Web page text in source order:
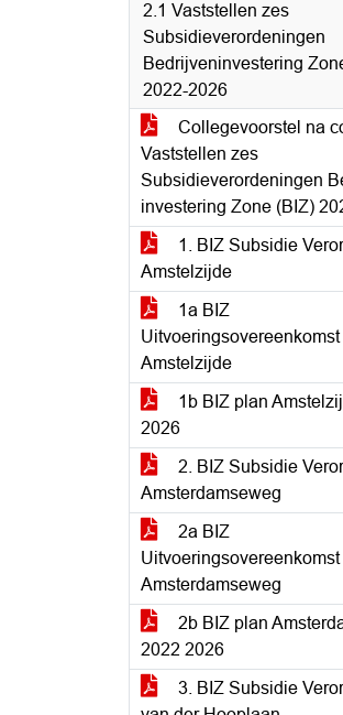
2.1 Vaststellen zes
Subsidieverordeningen
Bedrijveninvestering
2022-2026
Collegevoorstel na
Vaststellen zes
Subsidieverordeningen
investering Zone (BIZ)
1. BIZ Subsidie
Amstelzijde
1a BIZ
Uitvoeringsovereenkomst
Amstelzijde
1b BIZ plan
2026
2. BIZ Subsidie
Amsterdamseweg
2a BIZ
Uitvoeringsovereenkomst
Amsterdamseweg
2b BIZ plan
2022 2026
3. BIZ Subsidie